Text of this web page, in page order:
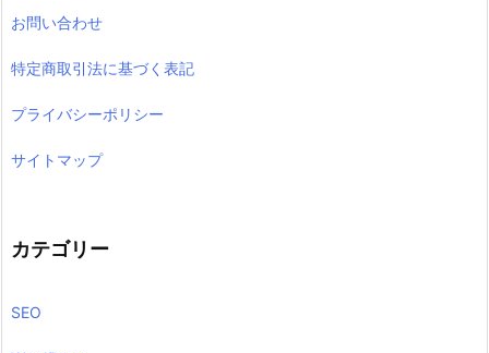
お問い合わせ
特定商取引法に基づく表記
プライバシーポリシー
サイトマップ
カテゴリー
SEO